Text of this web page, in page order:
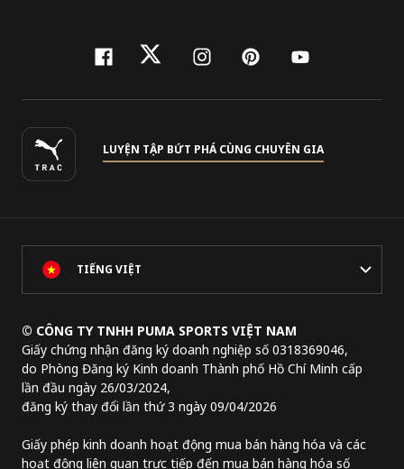
facebook
twitterinstagram
pinterest
youtube
LUYỆN TẬP BỨT PHÁ CÙNG CHUYÊN GIA
TIẾNG VIỆT
© CÔNG TY TNHH PUMA SPORTS VIỆT NAM
Giấy chứng nhận đăng ký doanh nghiệp số 0318369046,
do Phòng Đăng ký Kinh doanh Thành phố Hồ Chí Minh cấp
lần đầu ngày 26/03/2024,
đăng ký thay đổi lần thứ 3 ngày 09/04/2026
Giấy phép kinh doanh hoạt động mua bán hàng hóa và các
hoạt động liên quan trực tiếp đến mua bán hàng hóa số